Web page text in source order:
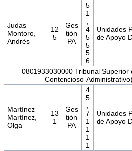
Judas
Montoro,
Andrés
12
5
Ges
tión
PA
5
1
,
4
5
5
5
6
Unidades
de Apoyo
0801933030000 Tribunal Superior
Contencioso-
Martínez
Martínez,
Olga
13
1
Ges
tión
PA
4
5
,
7
1
1
1
1
Unidades
de Apoyo